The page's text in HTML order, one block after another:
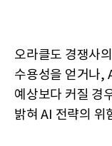
오라클도 경쟁사
수용성을 얻거나,
예상보다 커질 경
밝혀 AI 전략의 위